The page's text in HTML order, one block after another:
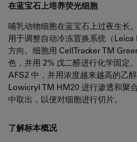
在蓝宝石上培养荧光细胞
哺乳动物细胞在蓝宝石上过夜生长
用于调整自动冷冻置换系统（
方向。细胞用 CellTracker TM
色，并用 2% 戊二醛进行化学固定
AFS2 中，并用浓度越来越高的乙
Lowicryl TM HM20 进行渗透和聚
中取出，以便对细胞进行切片。
了解标本概况